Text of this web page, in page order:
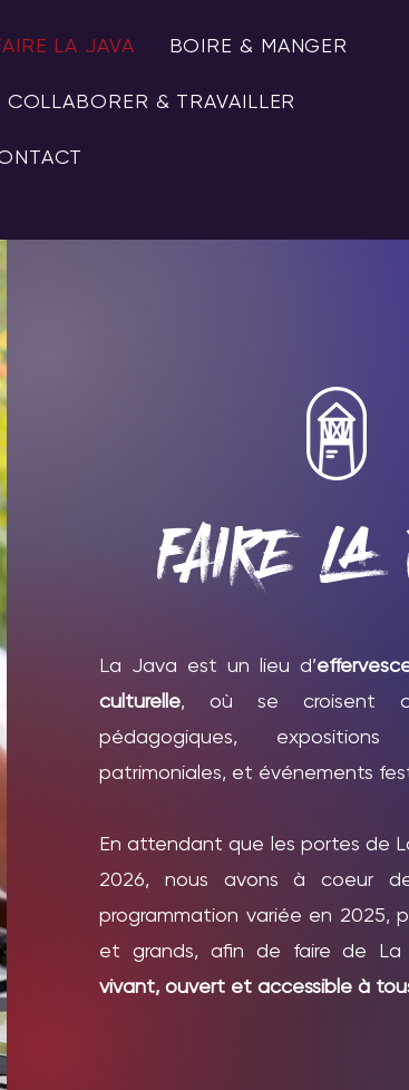
LA JAVA BOIRE & MANGER
COLLABORER & TRAVAILLER
FAIRE LA
La Java est un lieu d’
culturelle, où se croisent
pédagogiques,
patrimoniales, et événements
En attendant que les portes de
2026, nous avons à coeur
programmation variée en 2025,
et grands, afin de faire de
vivant, ouvert et accessible à